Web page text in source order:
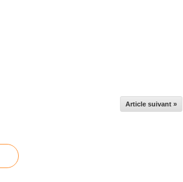
Article suivant »